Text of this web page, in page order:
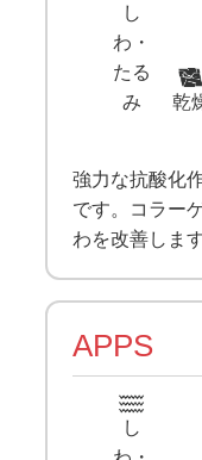
し
わ・
たる
み
乾
強力な抗酸化
です。コラー
わを改善しま
APPS
し